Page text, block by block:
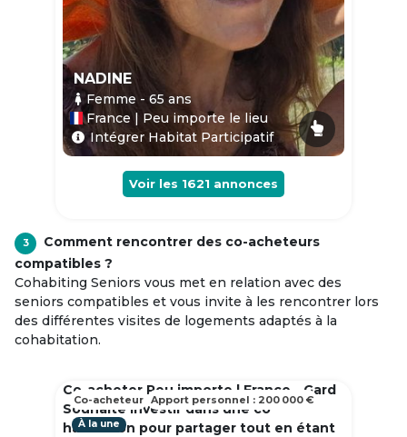
NADINE
Femme - 65 ans
France | Peu importe le lieu
Intégrer Habitat Participatif
Voir les 1621 annonces
3
Comment rencontrer des co-acheteurs
compatibles ?
Cohabiting Seniors vous met en relation avec des
seniors compatibles et vous invite à les rencontrer lors
des différentes visites de logements adaptés à la
cohabitation.
Co-acheter Peu importe | France - Gard
Souhaite investir dans une co
habitation pour partager tout en étant
À la une
Co-acheteur Apport personnel : 200 000 €